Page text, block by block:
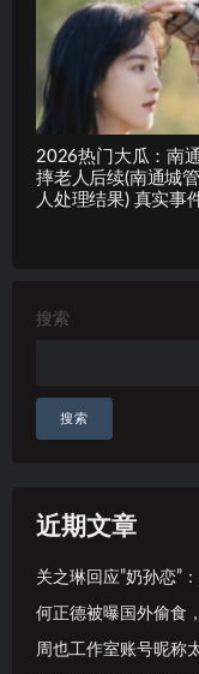
2026热门大瓜：南
摔老人后续(南通城
人处理结果) 真实事
搜索
搜索
近期文章
关之琳回应”奶孙恋”
何正德被曝国外偷食
周也工作室账号昵称